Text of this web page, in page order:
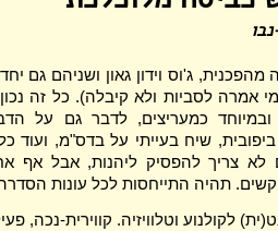
ג'וס וידון גאון ושניהם גם
אמרה לסביות ולא קיבלה). כל זה
ובמיוחד כמעריצים, לדבר גם על
שיח בעייתי על בדס"מ, ועוד כל
לא צריך להפסיק ליהנות, אבל אף
תהיה התייחסות לכל עונות
לקולנוע וטלוויזיה. קווירית-נכה,